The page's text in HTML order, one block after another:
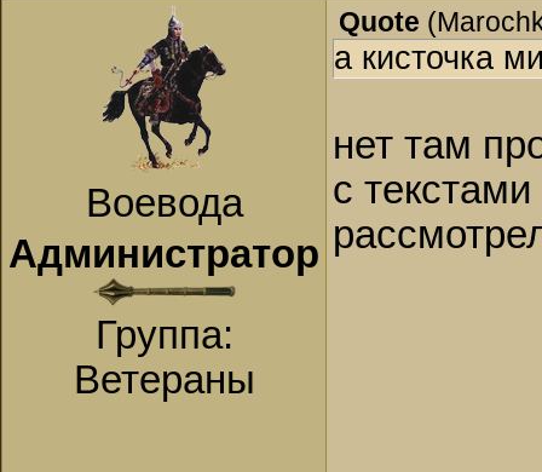
Воевода
Администратор
Группа:
Ветераны
Quote (
а кисточка
нет там
с